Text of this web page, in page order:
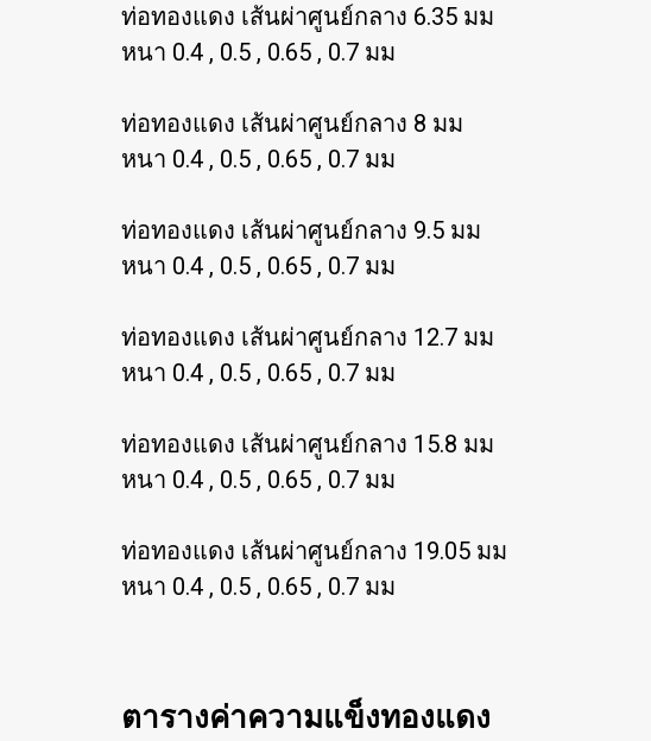
ท่อทองแดง เส้นผ่าศูนย์กลาง 6.35 มม
หนา 0.4 , 0.5 , 0.65 , 0.7 มม
ท่อทองแดง เส้นผ่าศูนย์กลาง 8 มม
หนา 0.4 , 0.5 , 0.65 , 0.7 มม
ท่อทองแดง เส้นผ่าศูนย์กลาง 9.5 มม
หนา 0.4 , 0.5 , 0.65 , 0.7 มม
ท่อทองแดง เส้นผ่าศูนย์กลาง 12.7 มม
หนา 0.4 , 0.5 , 0.65 , 0.7 มม
ท่อทองแดง เส้นผ่าศูนย์กลาง 15.8 มม
หนา 0.4 , 0.5 , 0.65 , 0.7 มม
ท่อทองแดง เส้นผ่าศูนย์กลาง 19.05 มม
หนา 0.4 , 0.5 , 0.65 , 0.7 มม
ตารางค่าความแข็งทองแดง